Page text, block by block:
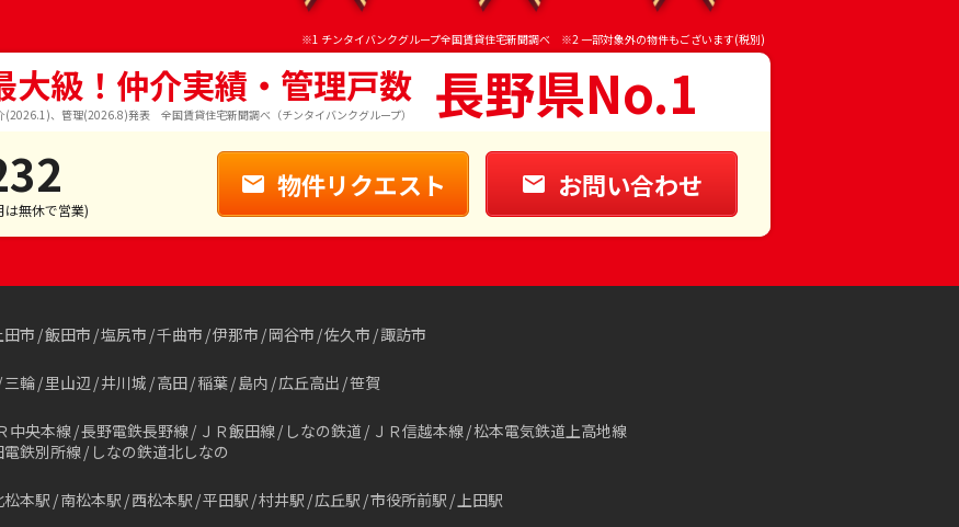
※1 チンタイバンクグループ全国賃貸住宅新聞調べ ※2 一部対象外の物件もございます(税別)
大級！仲介実績・管理戸数
、管理(2026.8)発表 全国賃貸住宅新聞調べ（チンタイバンクグループ） 長野県No.1
無休で営業)
物件リクエスト お問い合わせ
田市 飯田市 塩尻市 千曲市 伊那市 岡谷市 佐久市 諏訪市
三輪 里山辺 井川城 高田 稲葉 島内 広丘高出 笹賀
中央本線 長野電鉄長野線 ＪＲ飯田線 しなの鉄道 ＪＲ信越本線 松本電気鉄道上高地線
電鉄別所線 しなの鉄道北しなの
松本駅 南松本駅 西松本駅 平田駅 村井駅 広丘駅 市役所前駅 上田駅